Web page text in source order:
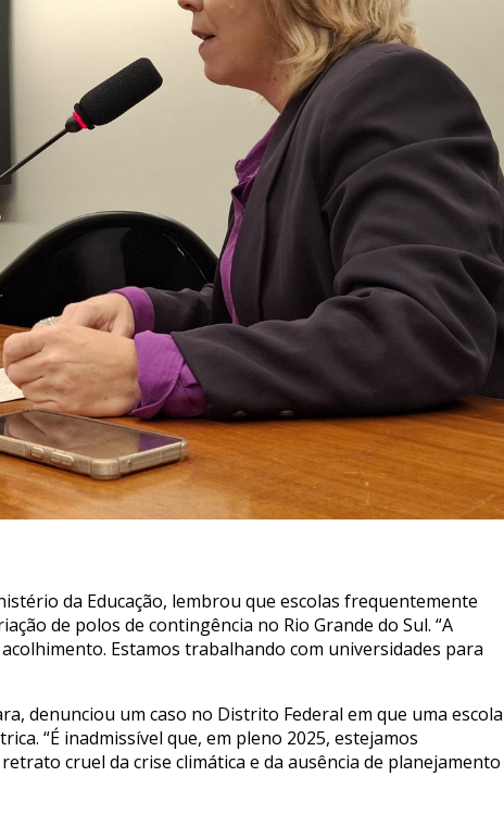
da Educação, lembrou que escolas frequentemente
de polos de contingência no Rio Grande do Sul. “A
Estamos trabalhando com universidades para
denunciou um caso no Distrito Federal em que uma escola
“É inadmissível que, em pleno 2025, estejamos
cruel da crise climática e da ausência de planejamento